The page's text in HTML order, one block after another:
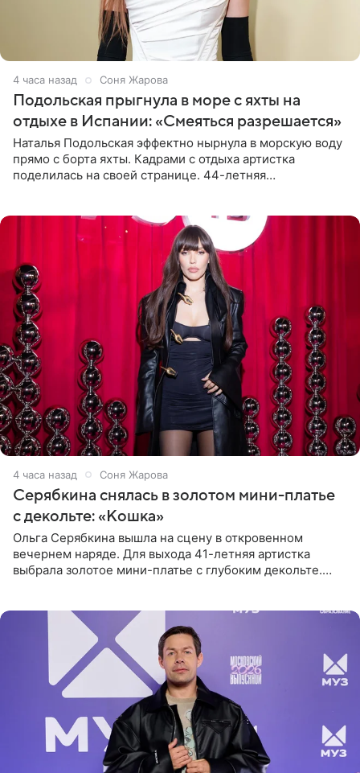
4 часа назад Соня Жарова
Подольская прыгнула в море с яхты на
отдыхе в Испании: «Смеяться разрешается»
Наталья Подольская эффектно нырнула в морскую воду
прямо с борта яхты. Кадрами с отдыха артистка
поделилась на своей странице. 44-летняя
4 часа назад Соня Жарова
Серябкина снялась в золотом мини-платье
с декольте: «Кошка»
Ольга Серябкина вышла на сцену в откровенном
вечернем наряде. Для выхода 41-летняя артистка
выбрала золотое мини-платье с глубоким декольте.